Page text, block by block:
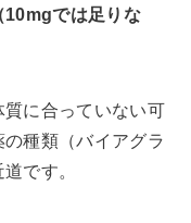
10mgでは足りな
に合っていない可
種類（バイアグラ
です。